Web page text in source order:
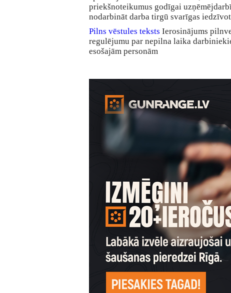
priekšnoteikumus godīgai
nodarbināt darba tirgū svarīgas
Pilns vēstules teksts Ierosinājums
regulējumu par nepilna laika
esošajām personām